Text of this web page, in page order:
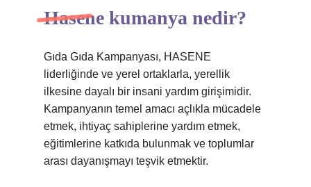
Hasene kumanya nedir?
Gıda Gıda Kampanyası, HASENE
liderliğinde ve yerel ortaklarla, yerellik
ilkesine dayalı bir insani yardım girişimidir.
Kampanyanın temel amacı açlıkla mücadele
etmek, ihtiyaç sahiplerine yardım etmek,
eğitimlerine katkıda bulunmak ve toplumlar
arası dayanışmayı teşvik etmektir.